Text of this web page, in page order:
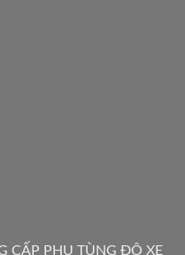
CẤP PHỤ TÙNG ĐỘ XE